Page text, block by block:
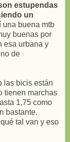
estupendas
un
una buena mtb
buenas por
esa urbana y
de
las bicis están
tienen marchas
1,75 como
bastante.
tal van y eso